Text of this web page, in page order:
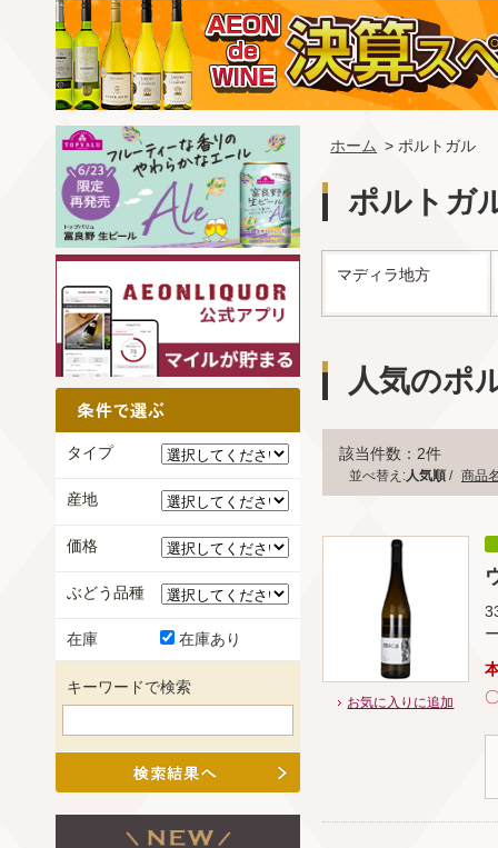
ホーム > ポルトガル
ポルトガ
マディラ地方
人気のポ
該当件数：2件
並べ替え:人気順 / 商品
お気に入りに追加
タイプ
産地
価格
ぶどう品種
在庫 在庫あり
キーワードで検索